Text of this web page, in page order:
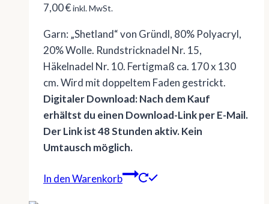
7,00€inkl. MwSt.
Garn: „Shetland“ von Gründl, 80% Polyacryl,
20% Wolle. Rundstricknadel Nr. 15,
Häkelnadel Nr. 10. Fertigmaß ca. 170 x 130
cm. Wird mit doppeltem Faden gestrickt.
Digitaler Download: Nach dem Kauf
erhältst du einen Download-Link per E-Mail.
Der Link ist 48 Stunden aktiv. Kein
Umtausch möglich.
In den Warenkorb